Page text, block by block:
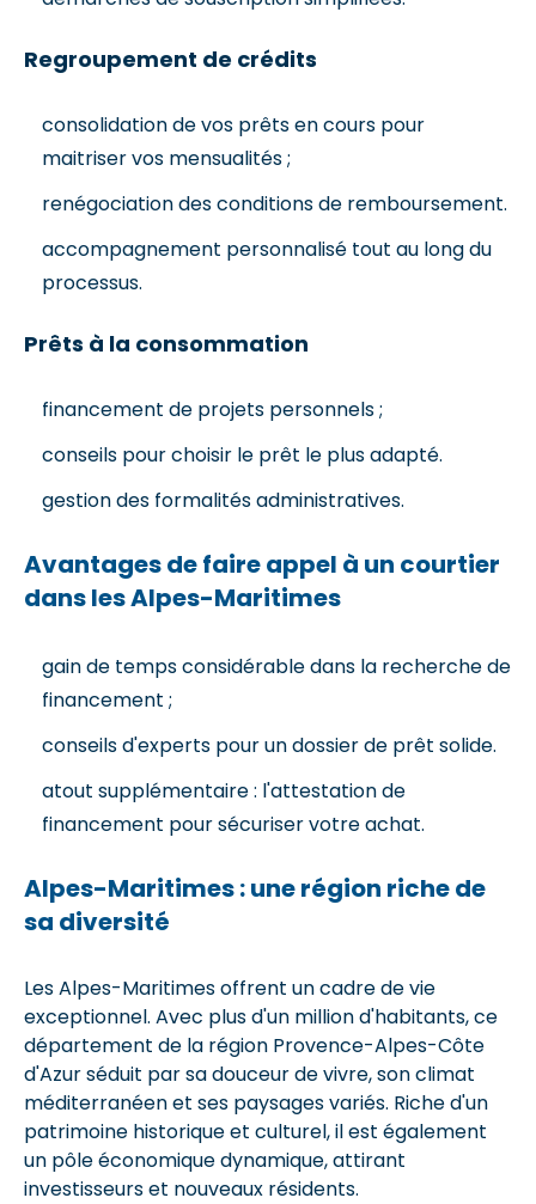
Regroupement de crédits
consolidation de vos prêts en cours pour
maitriser vos mensualités ;
renégociation des conditions de remboursement.
accompagnement personnalisé tout au long du
processus.
Prêts à la consommation
financement de projets personnels ;
conseils pour choisir le prêt le plus adapté.
gestion des formalités administratives.
Avantages de faire appel à un courtier
dans les Alpes-Maritimes
gain de temps considérable dans la recherche de
financement ;
conseils d'experts pour un dossier de prêt solide.
atout supplémentaire : l'attestation de
financement pour sécuriser votre achat.
Alpes-Maritimes : une région riche de
sa diversité
Les Alpes-Maritimes offrent un cadre de vie
exceptionnel. Avec plus d'un million d'habitants, ce
département de la région Provence-Alpes-Côte
d'Azur séduit par sa douceur de vivre, son climat
méditerranéen et ses paysages variés. Riche d'un
patrimoine historique et culturel, il est également
un pôle économique dynamique, attirant
investisseurs et nouveaux résidents.